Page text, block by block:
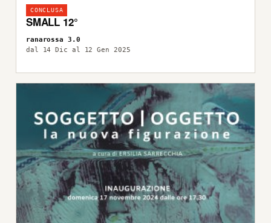
CONCLUSA
SMALL 12°
ranarossa 3.0
dal 14 Dic al 12 Gen 2025